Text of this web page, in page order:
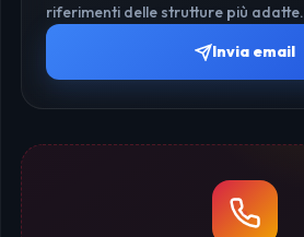
riferimenti delle strutture più adatte.
Invia email